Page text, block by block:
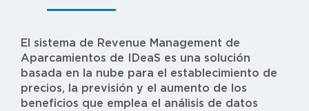
El sistema de Revenue Management de
Aparcamientos de IDeaS es una solución
basada en la nube para el establecimiento de
precios, la previsión y el aumento de los
beneficios que emplea el análisis de datos